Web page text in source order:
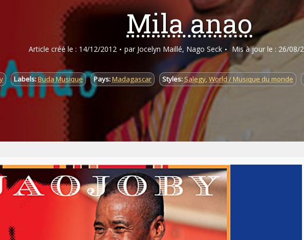
Mila anao
Article créé le : 14/12/2012 par Jocelyn Maillé, Nago Seck Mis à jour le : 26/08/
Labels:Buda Musique Pays:Madagascar Styles: Salegy,World / Musique du monde